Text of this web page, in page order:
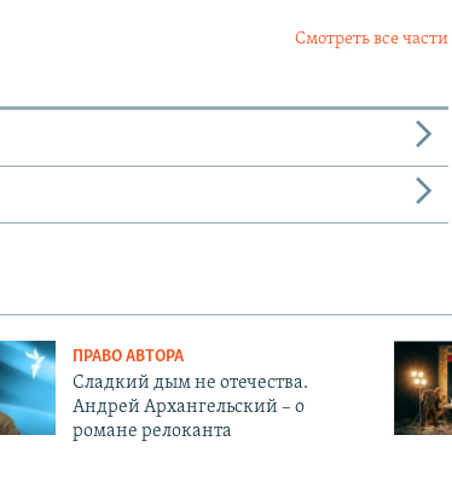
Смотреть все части
ПРАВО АВТОРА
Сладкий дым не отечества.
Андрей Архангельский – о
романе релоканта